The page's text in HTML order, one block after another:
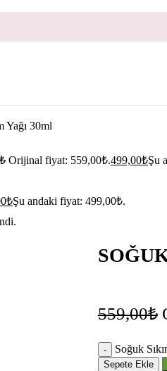
Yağı 30ml
₺ Orijinal fiyat: 559,00₺.499,00₺Şu
₺Şu andaki fiyat: 499,00₺.
559,00₺
Soğuk
Sepete Ekle